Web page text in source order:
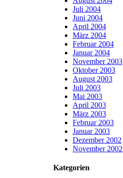
Juli 2004
Juni 2004
April 2004
März 2004
Februar 2004
Januar 2004
November 2003
Oktober 2003
August 2003
Juli 2003
Mai 2003
April 2003
März 2003
Februar 2003
Januar 2003
Dezember 2002
November 2002
Kategorien